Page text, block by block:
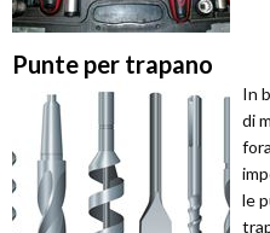
Punte per trapano
In
di
le